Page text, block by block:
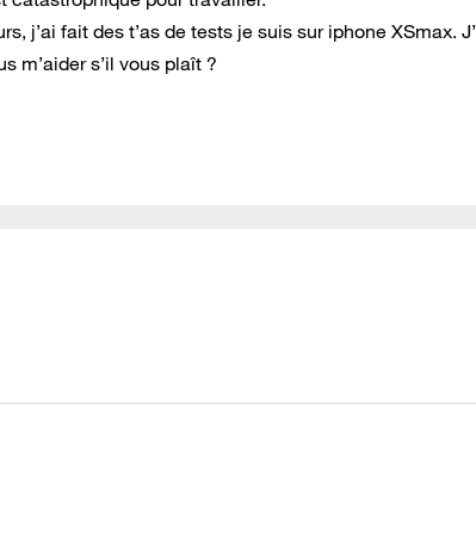
j’ai fait des t’as de tests je suis sur iphone XSmax.
m’aider s’il vous plaît ?